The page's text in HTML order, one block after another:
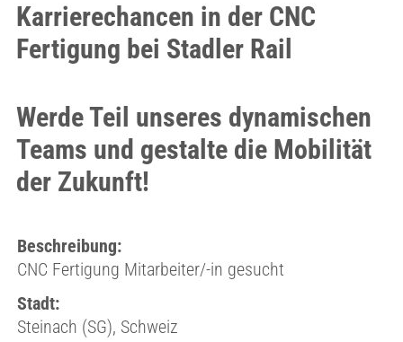
Karrierechancen in der CNC
Fertigung bei Stadler Rail
Werde Teil unseres dynamischen
Teams und gestalte die Mobilität
der Zukunft!
Beschreibung:
CNC Fertigung Mitarbeiter/-in gesucht
Stadt:
Steinach (SG), Schweiz